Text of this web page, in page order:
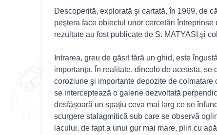
Descoperită, explorată şi cartată, în 1969, de
peştera face obiectul unor cercetări
rezultate au fost publicate de S. MATYASI şi
Intrarea, greu de găsit fără un ghid, este
importanţa. În realitate, dincolo de aceasta,
coroziune şi importante depozite de
se interceptează o galerie dezvoltată
desfăşoară un spaţiu ceva mai larg ce se
scurgere stalagmitică sub care se observă
lacului, de fapt a unui gur mai mare, plin cu